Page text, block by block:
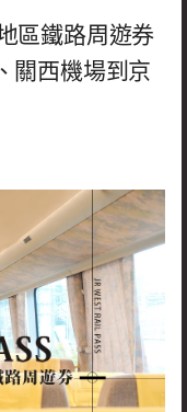
區鐵路周遊券
關西機場到京